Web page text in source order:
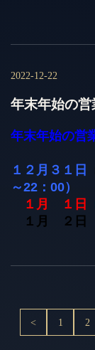
2022-12-22
年末年始の
年末年始の営
１２月３１日
～22：00）
１月 １日（
１月 ２日（
< 1 2